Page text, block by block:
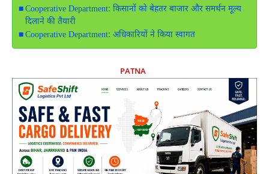
Cooperative Department: किसानों को बेहतर बाजार और समर्थन मूल्य
दिलाने की तैयारी
Cooperative Department: अधिकारियों ने किया स्वागत
PATNA